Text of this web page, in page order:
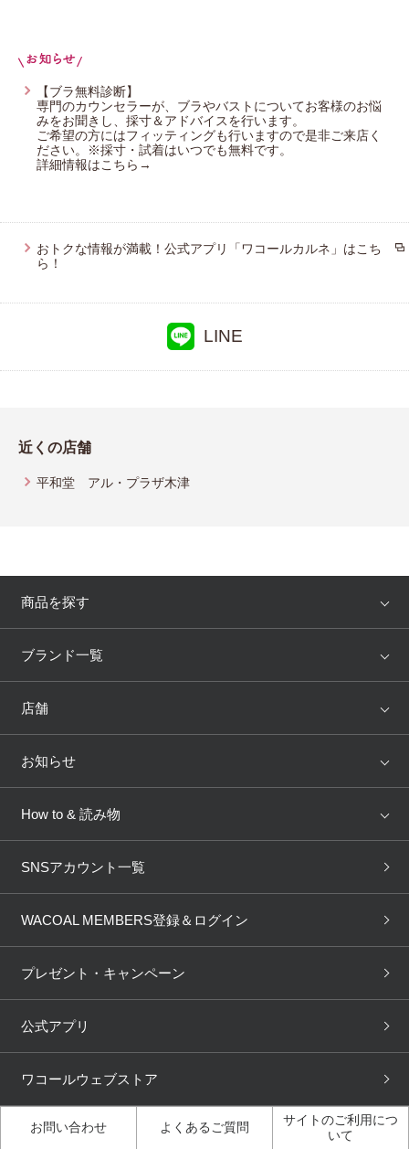
ウイング／フフ
【ブラ無料診断】
専門のカウンセラーが、ブラやバストについてお客様のお悩
みをお聞きし、採寸＆アドバイスを行います。
ご希望の方にはフィッティングも行いますので是非ご来店く
ださい。※採寸・試着はいつでも無料です。
詳細情報はこちら→
おトクな情報が満載！公式アプリ「ワコールカルネ」はこち
ら！
LINE
近くの店舗
平和堂 アル・プラザ木津
商品を探す
アイテム
トピックス
ブランド一覧
WACOAL
AMPHI une nana cool
OUR WACOAL
WACOAL Remamma Mens Innerwear
Licensed Brands
店舗
店舗を探す
ブラ無料診断
3Dボディスキャン
お知らせ
新着情報
商品回収
ニュース＆トピックス
How to & 読み物
下着の基礎知識
ブラパン ワコールスタイル
大人の工場見学inベトナム
人間科学研究開発センター見
学
ガイド（マンガ）
SNSアカウント一覧
WACOAL MEMBERS登録＆ログイン
プレゼント・キャンペーン
公式アプリ
ワコールウェブストア
お問い合わせ よくあるご質問
サイトのご利用につ
いて